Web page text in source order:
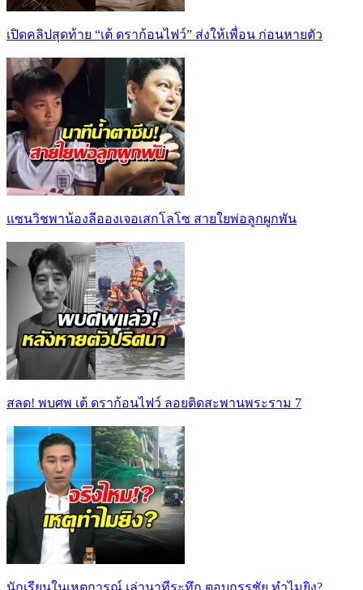
เปิดคลิปสุดท้าย “เต้ ดราก้อนไฟว์” ส่งให้เพื่อน ก่อนหายตัว
แซนวิชพาน้องลีอองเจอเสกโลโซ สายใยพ่อลูกผูกพัน
สลด! พบศพ เต้ ดราก้อนไฟว์ ลอยติดสะพานพระราม 7